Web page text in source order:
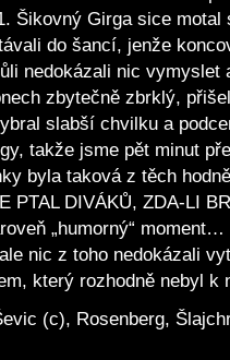
Šikovný Girga sice
do šancí, jenže
nedokázali nic
zbytečně zbrklý,
slabší chvilku a
takže jsme pět minut
byla taková z těch
PTAL DIVÁKŮ, ZDA-LI
„humorný“
nic z toho nedokázali
který rozhodně nebyl
(c), Rosenberg,